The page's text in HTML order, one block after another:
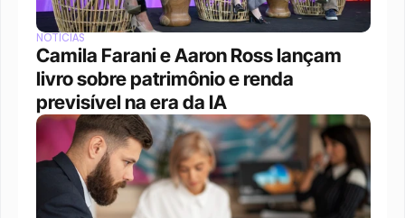
NOTÍCIAS
Camila Farani e Aaron Ross lançam
livro sobre patrimônio e renda
previsível na era da IA